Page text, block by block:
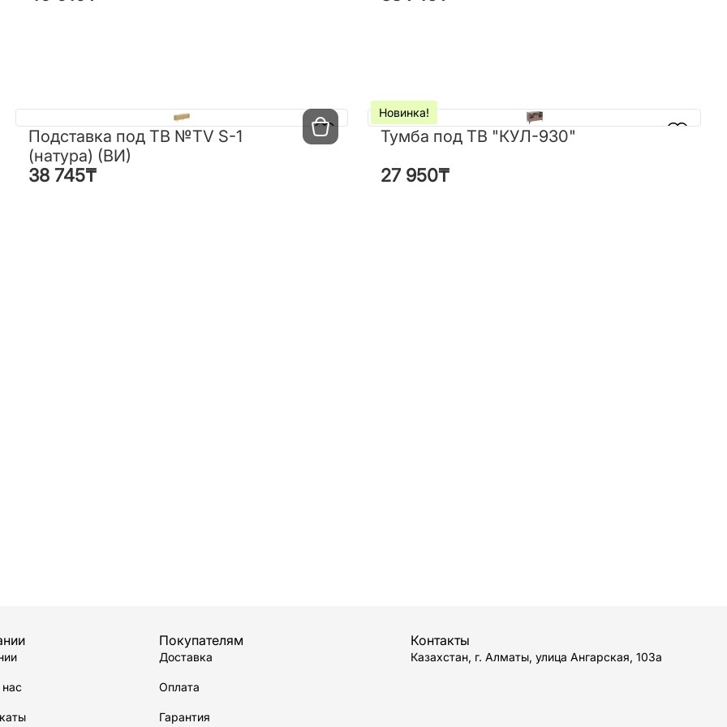
Подставка под ТВ №TV S-1
(натура) (ВИ)
38 745₸
Подставка под ТВ №TV S-1
(натура) (ВИ)
38 745₸
Новинка!
Тумба под ТВ "КУЛ-930"
27 950₸
Новинка!
Тумба под ТВ "КУЛ-930"
27 950₸
Покупателям
Доставка
Оплата
Гарантия
Контакты
Казахстан, г. Алматы, улица Ангарская, 103а